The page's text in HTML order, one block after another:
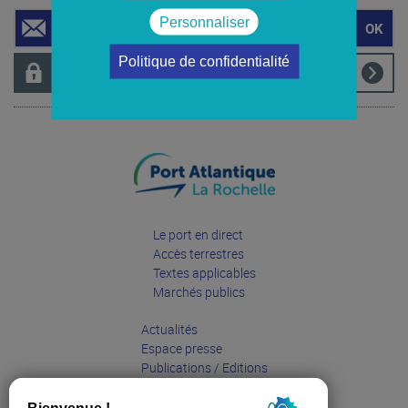
Demande du titre d'accès
Je choisis ma formule
Délivrance du titre d'accès
Vigipirate
Conditions vols de drones
Habilitation ZAR
Accès privé
Le port en direct
Accès terrestres
Textes applicables
Marchés publics
Actualités
Espace presse
Publications / Editions
Personnaliser
Politique de confidentialité